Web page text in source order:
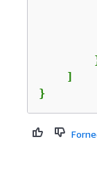
    ]
}